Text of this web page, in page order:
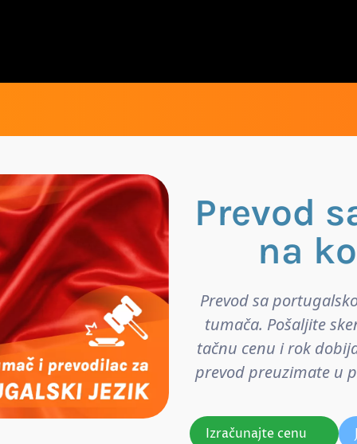
Prevod
na
Prevod sa
tumača. Pošaljite
tačnu cenu i rok
prevod preuzimate u
Izračunajte cenu